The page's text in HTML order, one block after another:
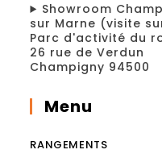
Showroom
sur Marne (visite
Parc d'activité du
26 rue de Verdun
Champigny 94500
Menu
RANGEMENTS